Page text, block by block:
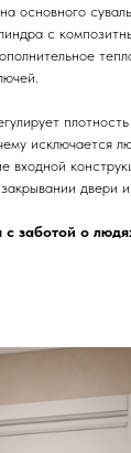
основного
с
исключается
входной
двери
с заботой о